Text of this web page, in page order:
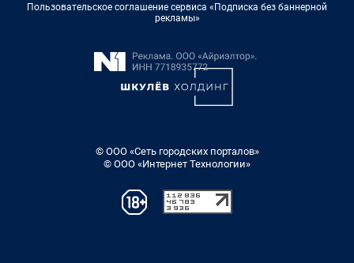
Пользовательское соглашение сервиса «Подписка без баннерной
рекламы»
© ООО «Сеть городских порталов»
© ООО «Интернет Технологии»